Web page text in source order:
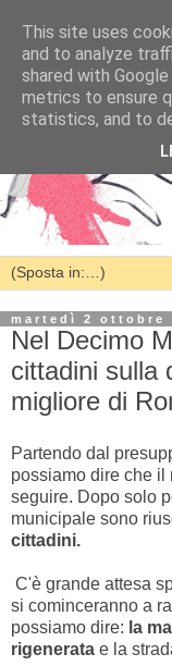
martedì 2 ottobre
Nel Decimo
cittadini sulla
migliore di
Partendo dal
possiamo dire che il
seguire. Dopo solo
municipale sono
cittadini.
C'è grande attesa
si cominceranno a
possiamo dire: la
rigenerata e la
This site uses
and to analyze
shared with
metrics to ensure
statistics, and to